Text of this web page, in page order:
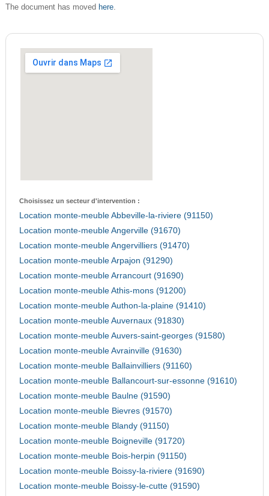
The document has moved here.
Choisissez un secteur d'intervention :
Location monte-meuble Abbeville-la-riviere (91150)
Location monte-meuble Angerville (91670)
Location monte-meuble Angervilliers (91470)
Location monte-meuble Arpajon (91290)
Location monte-meuble Arrancourt (91690)
Location monte-meuble Athis-mons (91200)
Location monte-meuble Authon-la-plaine (91410)
Location monte-meuble Auvernaux (91830)
Location monte-meuble Auvers-saint-georges (91580)
Location monte-meuble Avrainville (91630)
Location monte-meuble Ballainvilliers (91160)
Location monte-meuble Ballancourt-sur-essonne (91610)
Location monte-meuble Baulne (91590)
Location monte-meuble Bievres (91570)
Location monte-meuble Blandy (91150)
Location monte-meuble Boigneville (91720)
Location monte-meuble Bois-herpin (91150)
Location monte-meuble Boissy-la-riviere (91690)
Location monte-meuble Boissy-le-cutte (91590)